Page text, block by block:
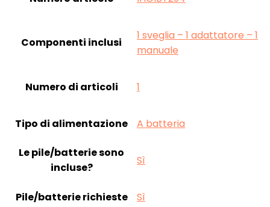
Componenti inclusi
‎1 sveglia – 1 adattatore – 1
manuale
Numero di articoli ‎1
Tipo di alimentazione ‎A batteria
Le pile/batterie sono
incluse?
‎Sì
Pile/batterie richieste ‎Sì